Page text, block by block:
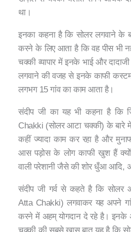
था।
इनका कहना है कि सोलर लगवाने के
करने के लिए आता है कि वह पीस भी
चक्की व्यापार में इनके भाई और
लगवाने की वजह से इनके काफी
लगभग 15 गांव का काम आता है।
संदीप जी का यह भी कहना है कि
Chakki (सोलर आटा चक्की) के बारे में
कहीं ज्यादा काम कर रहा है और
आस पड़ोस के लोग काफी खुश हैं
वाली परेशानी जैसे की शोर धुँआ आदि,
संदीप जी गर्व से कहते है कि सोलर
Atta Chakki) लगवाकर यह अपने
करने में अहम् योगदान दे रहे है। इनके